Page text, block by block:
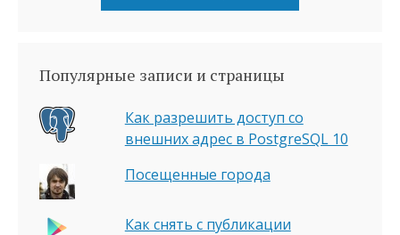
Популярные записи и страницы
Как разрешить доступ со
внешних адрес в PostgreSQL 10
Посещенные города
Как снять с публикации